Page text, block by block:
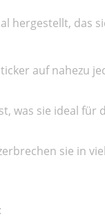
hergestellt, das
auf nahezu
was sie ideal für
sie in